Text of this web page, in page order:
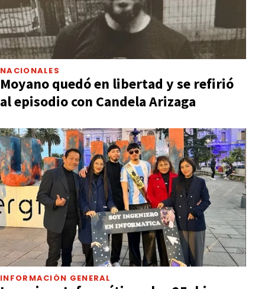
NACIONALES
Moyano quedó en libertad y se refirió
al episodio con Candela Arizaga
INFORMACIÓN GENERAL